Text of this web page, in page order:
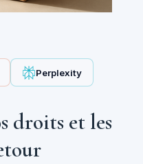
Perplexity
droits et les